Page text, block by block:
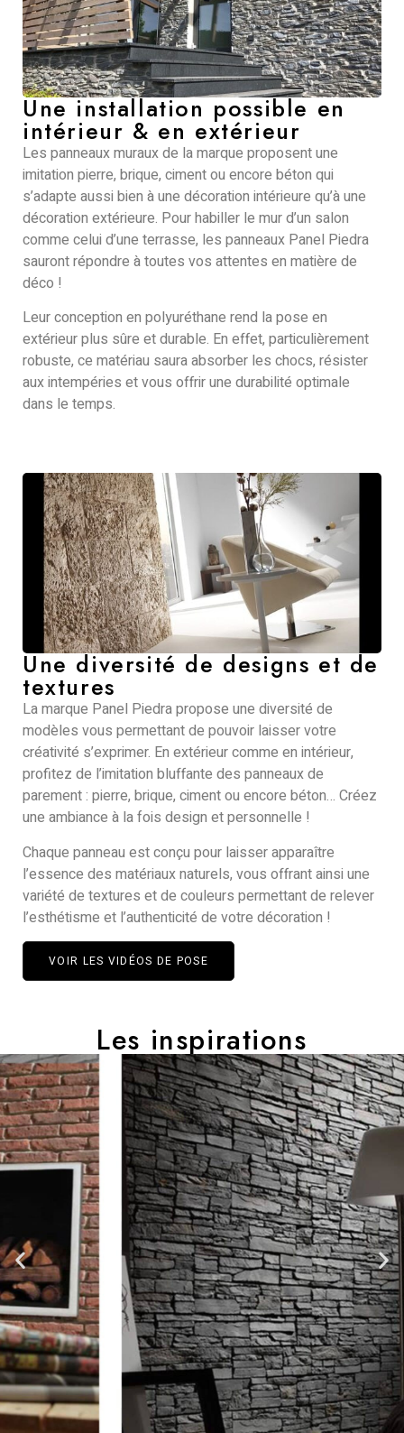
Une installation possible en
intérieur & en extérieur
Les panneaux muraux de la marque proposent une
imitation pierre, brique, ciment ou encore béton qui
s’adapte aussi bien à une décoration intérieure qu’à une
décoration extérieure. Pour habiller le mur d’un salon
comme celui d’une terrasse, les panneaux Panel Piedra
sauront répondre à toutes vos attentes en matière de
déco !
Leur conception en polyuréthane rend la pose en
extérieur plus sûre et durable. En effet, particulièrement
robuste, ce matériau saura absorber les chocs, résister
aux intempéries et vous offrir une durabilité optimale
dans le temps.
Une diversité de designs et de
textures
La marque Panel Piedra propose une diversité de
modèles vous permettant de pouvoir laisser votre
créativité s’exprimer. En extérieur comme en intérieur,
profitez de l’imitation bluffante des panneaux de
parement : pierre, brique, ciment ou encore béton… Créez
une ambiance à la fois design et personnelle !
Chaque panneau est conçu pour laisser apparaître
l’essence des matériaux naturels, vous offrant ainsi une
variété de textures et de couleurs permettant de relever
l’esthétisme et l’authenticité de votre décoration !
VOIR LES VIDÉOS DE POSE
Les inspirations​